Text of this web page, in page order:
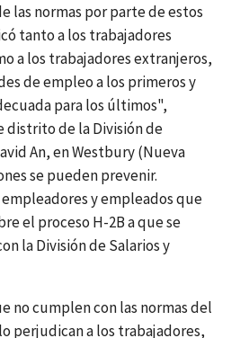
las normas por parte de estos
tanto a los trabajadores
a los trabajadores extranjeros,
de empleo a los primeros y
para los últimos",
de la División de
An, en Westbury (Nueva
se pueden prevenir.
y empleados que
el proceso H-2B a que se
la División de Salarios y
no cumplen con las normas del
perjudican a los trabajadores,